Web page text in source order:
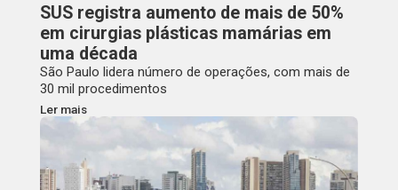
SUS registra aumento de mais de 50%
em cirurgias plásticas mamárias em
uma década
São Paulo lidera número de operações, com mais de
30 mil procedimentos
Ler mais